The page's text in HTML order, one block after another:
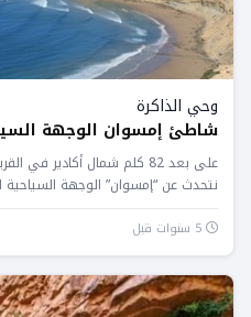
وحي الذاكرة
شاطئ إمسوان الوجهة السياحية المفضلة
على بعد 82 كلم شمال أكادير
نتحدث عن “إمسوان” الوجهة السياحية